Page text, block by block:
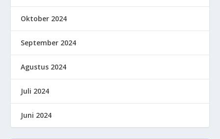
Oktober 2024
September 2024
Agustus 2024
Juli 2024
Juni 2024